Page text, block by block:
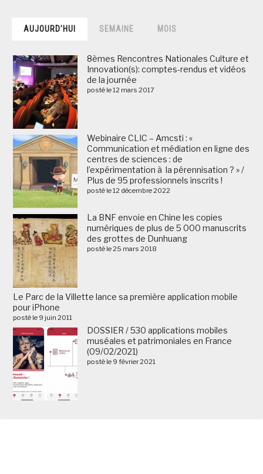
AUJOURD’HUI SEMAINE MOIS
8èmes Rencontres Nationales Culture et
Innovation(s): comptes-rendus et vidéos
de la journée
posté le 12 mars 2017
Webinaire CLIC – Amcsti : «
Communication et médiation en ligne des
centres de sciences : de
l’expérimentation à la pérennisation ? » /
Plus de 95 professionnels inscrits !
posté le 12 décembre 2022
La BNF envoie en Chine les copies
numériques de plus de 5 000 manuscrits
des grottes de Dunhuang
posté le 25 mars 2018
Le Parc de la Villette lance sa première application mobile
pour iPhone
posté le 9 juin 2011
DOSSIER / 530 applications mobiles
muséales et patrimoniales en France
(09/02/2021)
posté le 9 février 2021